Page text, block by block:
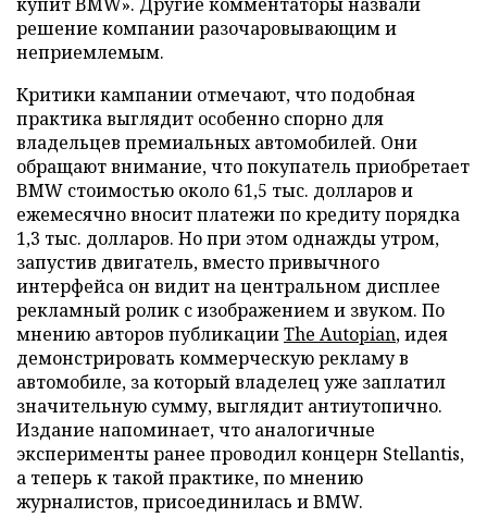
решение компании разочаровывающим и
неприемлемым.
Критики кампании отмечают, что подобная
практика выглядит особенно спорно для
владельцев премиальных автомобилей. Они
обращают внимание, что покупатель приобретает
BMW стоимостью около 61,5 тыс. долларов и
ежемесячно вносит платежи по кредиту порядка
1,3 тыс. долларов. Но при этом однажды утром,
запустив двигатель, вместо привычного
интерфейса он видит на центральном дисплее
рекламный ролик с изображением и звуком. По
мнению авторов публикацииThe Autopian, идея
демонстрировать коммерческую рекламу в
автомобиле, за который владелец уже заплатил
значительную сумму, выглядит антиутопично.
Издание напоминает, что аналогичные
эксперименты ранее проводил концерн Stellantis,
а теперь к такой практике, по мнению
журналистов, присоединилась и BMW.